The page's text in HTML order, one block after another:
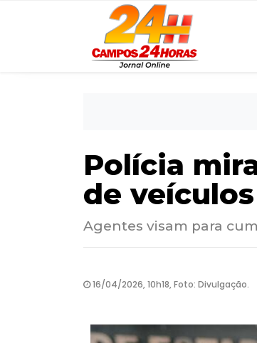
Polícia
de veículos
Agentes visam para
16/04/2026, 10h18, Foto: Divulgação.